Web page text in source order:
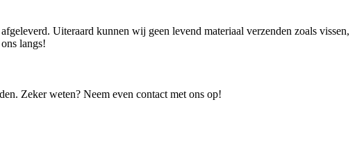
Uiteraard kunnen wij geen levend materiaal verzenden zoals vissen,
langs!
Zeker weten? Neem even contact met ons op!